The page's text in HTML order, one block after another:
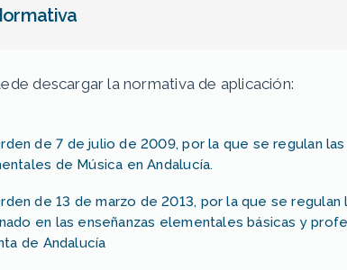
descargar la normativa de aplicación:
de 7 de julio de 2009, por la que se regulan
de Música en Andalucía.
de 13 de marzo de 2013, por la que se
en las enseñanzas elementales básicas y
de Andalucía